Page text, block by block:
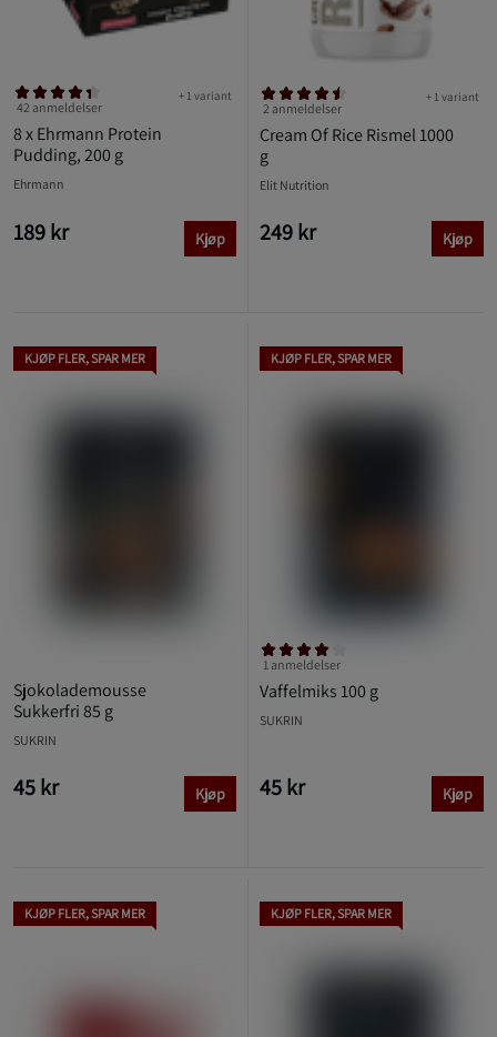
8 x Ehrmann Protein
Pudding, 200 g
+ 1 variant
42 anmeldelser
Ehrmann
189 kr Kjøp
Cream Of Rice Rismel 1000
g
+ 1 variant
2 anmeldelser
Elit Nutrition
249 kr Kjøp
KJØP FLER, SPAR MER
Sjokolademousse
Sukkerfri 85 g
SUKRIN
45 kr Kjøp
KJØP FLER, SPAR MER
Vaffelmiks 100 g
1 anmeldelser
SUKRIN
45 kr Kjøp
KJØP FLER, SPAR MER KJØP FLER, SPAR MER